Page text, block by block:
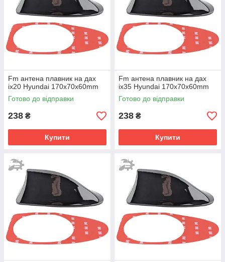
Fm антена плавник на дах
ix20 Hyundai 170х70х60mm
Готово до відправки
238 ₴
Купити
Fm антена плавник на дах
ix35 Hyundai 170х70х60mm
Готово до відправки
238 ₴
Купити